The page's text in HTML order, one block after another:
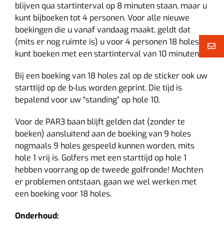
blijven qua startinterval op 8 minuten staan, maar u
kunt bijboeken tot 4 personen. Voor alle nieuwe
boekingen die u vanaf vandaag maakt, geldt dat
(mits er nog ruimte is) u voor 4 personen 18 holes
kunt boeken met een startinterval van 10 minuten.
Bij een boeking van 18 holes zal op de sticker ook uw
starttijd op de b-lus worden geprint. Die tijd is
bepalend voor uw “standing” op hole 10.
Voor de PAR3 baan blijft gelden dat (zonder te
boeken) aansluitend aan de boeking van 9 holes
nogmaals 9 holes gespeeld kunnen worden, mits
hole 1 vrij is. Golfers met een starttijd op hole 1
hebben voorrang op de tweede golfronde! Mochten
er problemen ontstaan, gaan we wel werken met
een boeking voor 18 holes.
Onderhoud: